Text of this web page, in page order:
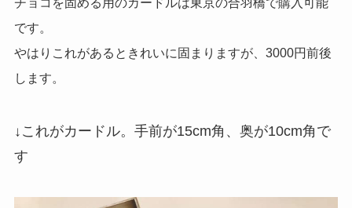
チョコを固める用のカードルは東京の合羽橋で購入可能
です。
やはりこれがあるときれいに固まりますが、3000円前後
します。
↓これがカードル。手前が15cm角、奥が10cm角で
す